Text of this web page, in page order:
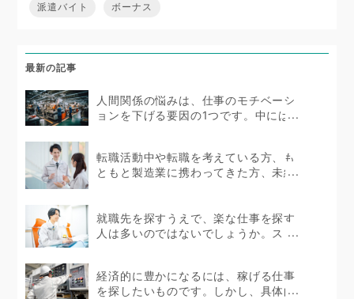
派遣バイト ボーナス
最新の記事
人間関係の悩みは、仕事のモチベーシ
ョンを下げる要因の1つです。中にはス
転職活動中や転職を考えている方、も
ともと製造業に携わってきた方、未経
就職先を探すうえで、楽な仕事を探す
人は多いのではないでしょうか。スト
経済的に豊かになるには、稼げる仕事
を探したいものです。しかし、具体的